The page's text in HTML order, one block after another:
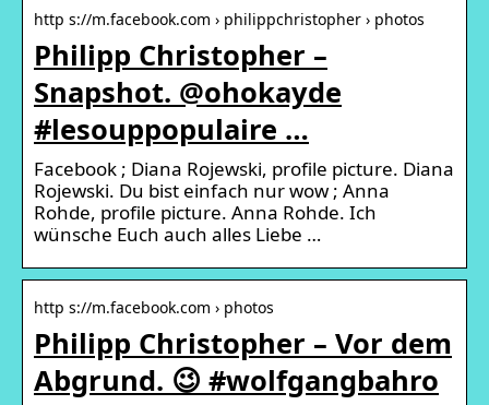
http s://m.facebook.com › philippchristopher › photos
Philipp Christopher –
Snapshot. @ohokayde
#lesouppopulaire …
Facebook ; Diana Rojewski, profile picture. Diana
Rojewski. Du bist einfach nur wow ; Anna
Rohde, profile picture. Anna Rohde. Ich
wünsche Euch auch alles Liebe …
http s://m.facebook.com › photos
Philipp Christopher – Vor dem
Abgrund. 😉 #wolfgangbahro